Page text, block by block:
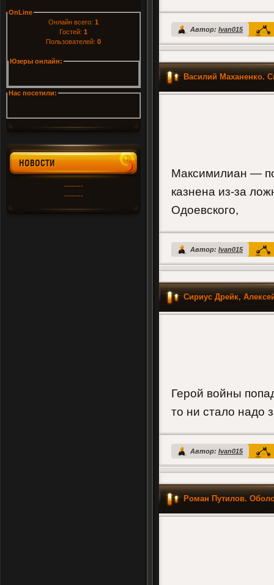
Автор: Ivan015
Василий Маханенко.
Максимилиан —
казнена из-за
Одоевского,
Автор: Ivan015
Сириус Дрейк,
Герой войны
то ни стало надо
Автор: Ivan015
Роман Путилов.
OnLine
Онлайн всего: 1
Гостей: 1
Пользователей: 0
Юзеры онлайн:
Нас посетили:
НОВОСТИ
--------
--------